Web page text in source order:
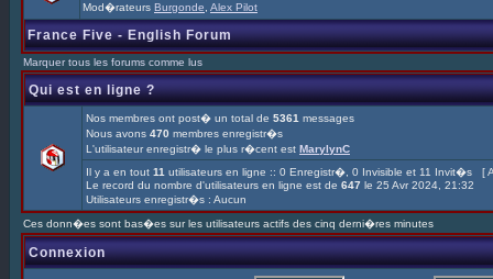
Mod�rateurs Burgonde Alex Pilot
France Five - English Forum
Marquer tous les forums comme lus
Qui est en ligne ?
Nos membres ont post� un total de 5361 messages
Nous avons 470 membres enregistr�s
L'utilisateur enregistr� le plus r�cent est MarylynC
Il y a en tout 11 utilisateurs en ligne :: 0 Enregistr�, 0 Invisible et 11 Invit�s [
Le record du nombre d'utilisateurs en ligne est de 647 le 25 Avr 2024, 21:32
Utilisateurs enregistr�s : Aucun
Ces donn�es sont bas�es sur les utilisateurs actifs des cinq derni�res minutes
Connexion